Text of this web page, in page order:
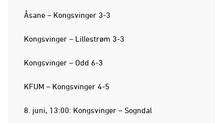
Åsane – Kongsvinger 3-3
Kongsvinger – Lillestrøm 3-3
Kongsvinger – Odd 6-3
KFUM – Kongsvinger 4-5
8. juni, 13:00: Kongsvinger – Sogndal